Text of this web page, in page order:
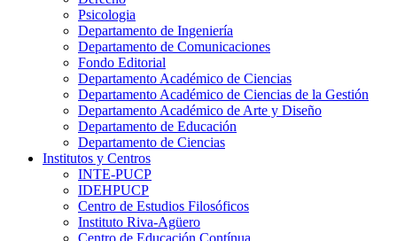
Psicologia
Departamento de Ingeniería
Departamento de Comunicaciones
Fondo Editorial
Departamento Académico de Ciencias
Departamento Académico de Ciencias de la Gestión
Departamento Académico de Arte y Diseño
Departamento de Educación
Departamento de Ciencias
Institutos y Centros
INTE-PUCP
IDEHPUCP
Centro de Estudios Filosóficos
Instituto Riva-Agüero
Centro de Educación Contínua